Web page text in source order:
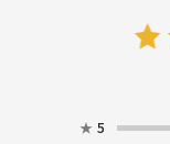
★ 5